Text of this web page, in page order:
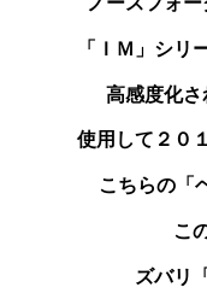
「ＩＭ」シリ
高感度化
使用して２０
こちらの「
こ
ズバリ